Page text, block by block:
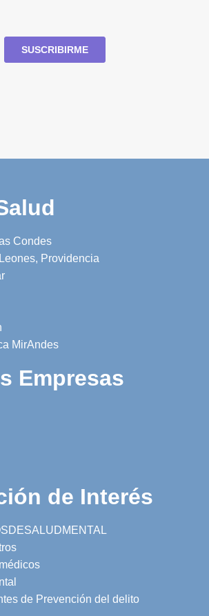
Condes
Providencia
MirAndes
Empresas
de Interés
de Prevención del delito